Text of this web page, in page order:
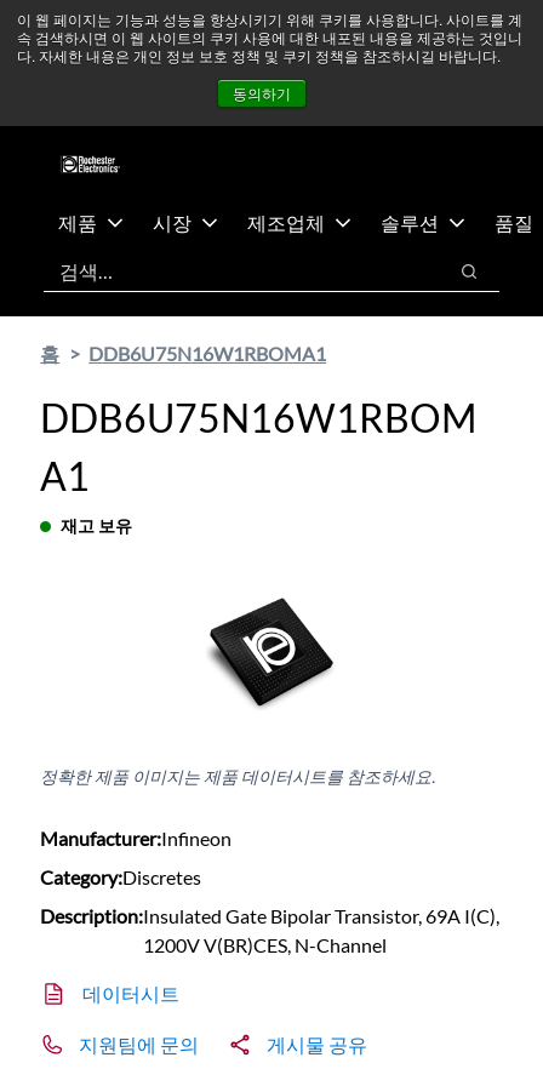
이 웹 페이지는 기능과 성능을 향상시키기 위해 쿠키를 사용합니다. 사이트를 계
속 검색하시면 이 웹 사이트의 쿠키 사용에 대한 내포된 내용을 제공하는 것입니
다. 자세한 내용은 개인 정보 보호 정책 및 쿠키 정책을 참조하시길 바랍니다.
동의하기
츠
건
중동 지역 상황을 지속적으로 주시하고 있으며, 모든 서비스는
정상적으로 운영되고 있습니다. 더 읽어보기 →
뉴스
문의하기
제품 시장 제조업체 솔루션
품질
검색
검색
홈 DDB6U75N16W1RBOMA1
DDB6U75N16W1RBOM
A1
재고 보유
정확한 제품 이미지는 제품 데이터시트를 참조하세요.
Manufacturer:Infineon
Category:Discretes
Description:Insulated Gate Bipolar Transistor, 69A I(C),
1200V V(BR)CES, N-Channel
데이터시트
지원팀에 문의 게시물 공유